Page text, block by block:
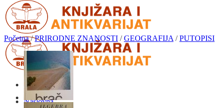
Naslovna
Početna / PRIRODNE ZNANOSTI / GEOGRAFIJA / PUTOPISI